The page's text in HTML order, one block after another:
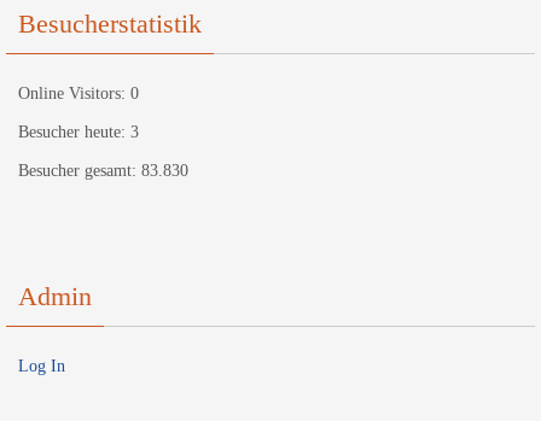
Besucherstatistik
Online Visitors: 0
Besucher heute: 3
Besucher gesamt: 83.830
Admin
Log In